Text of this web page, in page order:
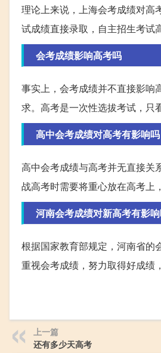
理论上来说，上海会考成绩对高
试成绩直接录取，自主招生考试
会考成绩影响高考吗
事实上，会考成绩并不直接影响
求。高考是一次性选拔考试，只
高中会考成绩对高考有影响吗
高中会考成绩与高考并无直接关
战高考时需要将重心放在高考上
河南会考成绩对新高考有影
根据国家教育部规定，河南省的
重视会考成绩，努力取得好成绩
上一篇
还有多少天高考